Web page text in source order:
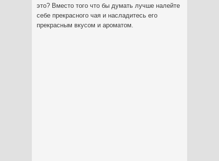
это? Вместо того что бы думать лучше налейте
себе прекрасного чая и насладитесь его
прекрасным вкусом и ароматом.